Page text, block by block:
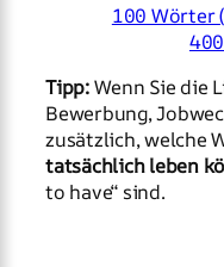
100 Wörter
Tipp:Wenn Sie die
Bewerbung,
zusätzlich, welche
tatsächlich leben
to have“ sind.